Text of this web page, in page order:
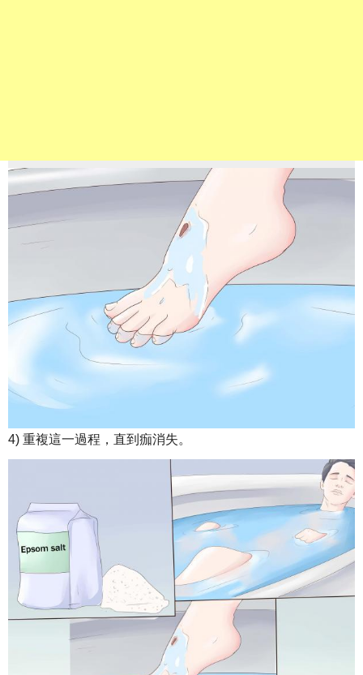
4) 重複這一過程，直到痂消失。